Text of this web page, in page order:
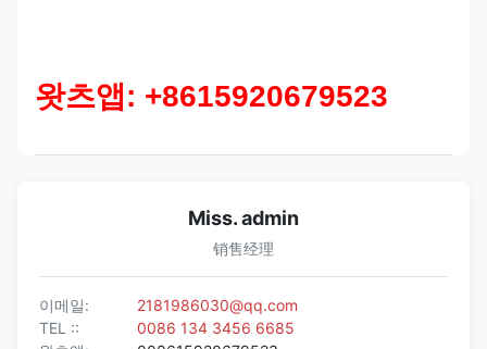
왓츠앱: +8615920679523
Miss. admin
销售经理
이메일:
2181986030@qq.com
TEL ::
0086 134 3456 6685